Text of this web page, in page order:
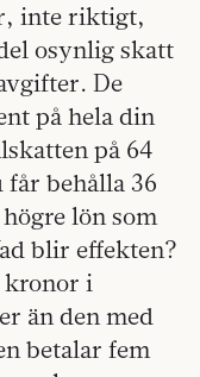
inte riktigt,
osynlig skatt
De
på hela din
på 64
behålla 36
lön som
blir effekten?
kronor i
än den med
betalar fem